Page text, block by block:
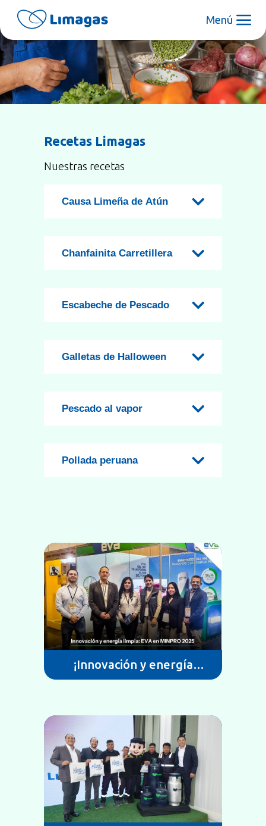
Menú
Recetas Limagas
Nuestras recetas
Causa Limeña de Atún
Chanfainita Carretillera
Escabeche de Pescado
Galletas de Halloween
Pescado al vapor
Pollada peruana
¡Innovación y energía
limpia: EVA en MINPRO